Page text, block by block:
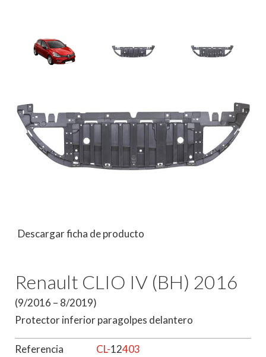
Descargar ficha de producto
Renault CLIO IV (BH) 2016
(9/2016 – 8/2019)
Protector inferior paragolpes delantero
Referencia CL-12403